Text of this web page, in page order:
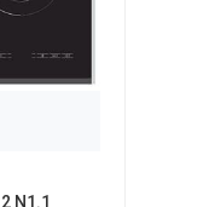
N1.1